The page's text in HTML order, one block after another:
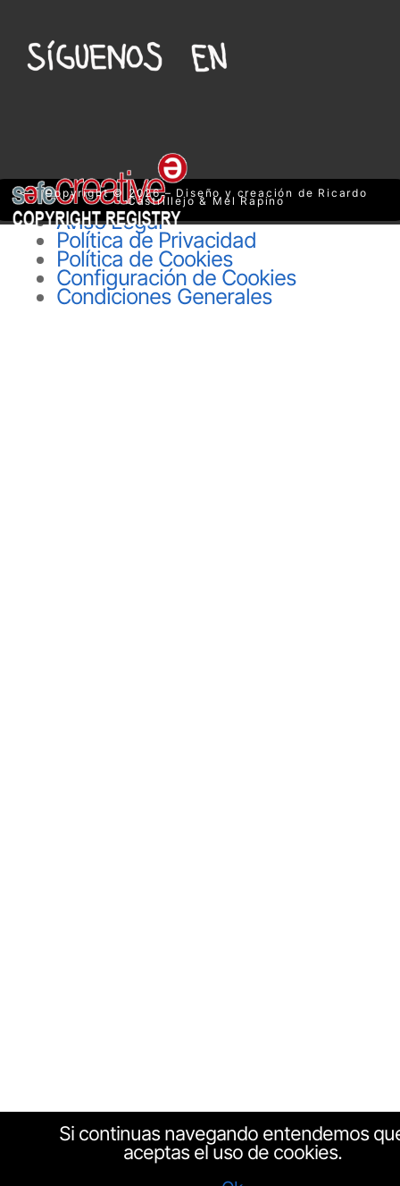
Copyright © 2026 – Diseño y creación de Ricardo
Castrillejo & Mel Rapino
Si continuas navegando entendemos
aceptas el uso de cookies.
Aviso Legal
Política de Privacidad
Política de Cookies
Configuración de Cookies
Condiciones Generales